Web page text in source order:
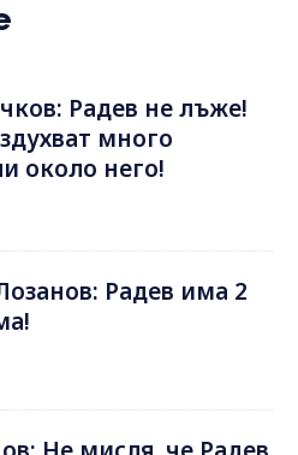
Радев не лъже!
много
около него!
Радев има 2